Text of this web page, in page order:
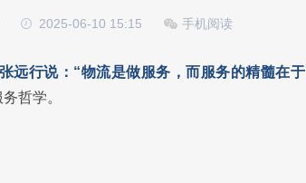
2025-06-10 15:15 手机阅读
张远行说：“物流是做服务，而服务的精髓在
哲学。